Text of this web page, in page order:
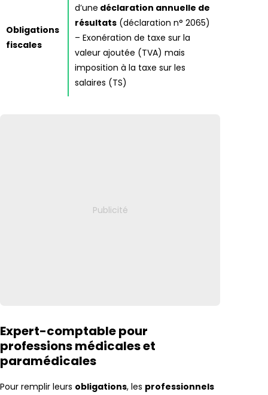
Obligations
fiscales
d’une déclaration annuelle de
résultats (déclaration n° 2065)
– Exonération de taxe sur la
valeur ajoutée (TVA) mais
imposition à la taxe sur les
salaires (TS)
Expert-comptable pour
professions médicales et
paramédicales
Pour remplir leurs obligations, les professionnels